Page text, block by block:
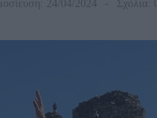
24/04/2024 Σχόλια: